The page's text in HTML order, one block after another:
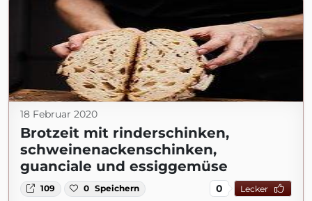
18 Februar 2020
Brotzeit mit rinderschinken,
schweinenackenschinken,
guanciale und essiggemüse
109 0 Speichern 0 Lecker